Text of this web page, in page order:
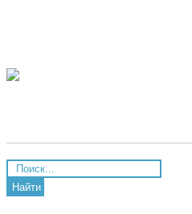
Найти